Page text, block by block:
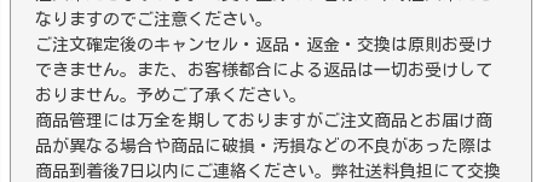
なりますのでご注意ください。
ご注文確定後のキャンセル・返品・返金・交換は原則お受け
できません。また、お客様都合による返品は一切お受けして
おりません。予めご了承ください。
商品管理には万全を期しておりますがご注文商品とお届け商
品が異なる場合や商品に破損・汚損などの不良があった際は
商品到着後7日以内にご連絡ください。弊社送料負担にて交換